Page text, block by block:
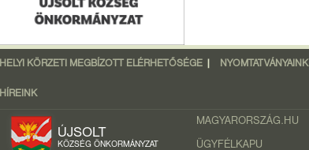
HELYI KÖRZETI MEGBÍZOTT ELÉRHETŐSÉGE NYOMTATVÁNYAINK
HÍREINK
ÚJSOLT
KÖZSÉG ÖNKORMÁNYZAT
MAGYARORSZÁG.HU
ÜGYFÉLKAPU